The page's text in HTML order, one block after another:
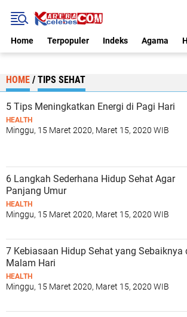
Home Terpopuler Indeks Agama
HOME / TIPS SEHAT
5 Tips Meningkatkan Energi di Pagi Hari
HEALTH
Minggu, 15 Maret 2020, Maret 15, 2020 WIB
6 Langkah Sederhana Hidup Sehat Agar
Panjang Umur
HEALTH
Minggu, 15 Maret 2020, Maret 15, 2020 WIB
7 Kebiasaan Hidup Sehat yang Sebaiknya
Malam Hari
HEALTH
Minggu, 15 Maret 2020, Maret 15, 2020 WIB